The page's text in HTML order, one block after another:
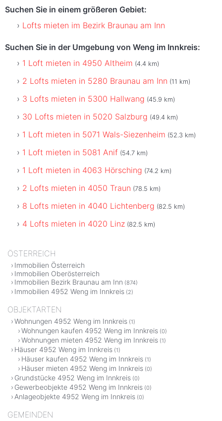
Suchen Sie in einem größeren Gebiet:
Lofts mieten im Bezirk Braunau am Inn
Suchen Sie in der Umgebung von Weng im Innkreis:
1 Loft mieten in 4950 Altheim (4.4 km)
2 Lofts mieten in 5280 Braunau am Inn (11 km)
3 Lofts mieten in 5300 Hallwang (45.9 km)
30 Lofts mieten in 5020 Salzburg (49.4 km)
1 Loft mieten in 5071 Wals-Siezenheim (52.3 km)
1 Loft mieten in 5081 Anif (54.7 km)
1 Loft mieten in 4063 Hörsching (74.2 km)
2 Lofts mieten in 4050 Traun (78.5 km)
8 Lofts mieten in 4040 Lichtenberg (82.5 km)
4 Lofts mieten in 4020 Linz (82.5 km)
ÖSTERREICH
Immobilien Österreich
Immobilien Oberösterreich
Immobilien Bezirk Braunau am Inn (874)
Immobilien 4952 Weng im Innkreis (2)
OBJEKTARTEN
Wohnungen 4952 Weng im Innkreis (1)
Wohnungen kaufen 4952 Weng im Innkreis (0)
Wohnungen mieten 4952 Weng im Innkreis (1)
Häuser 4952 Weng im Innkreis (1)
Häuser kaufen 4952 Weng im Innkreis (1)
Häuser mieten 4952 Weng im Innkreis (0)
Grundstücke 4952 Weng im Innkreis (0)
Gewerbeobjekte 4952 Weng im Innkreis (0)
Anlageobjekte 4952 Weng im Innkreis (0)
GEMEINDEN